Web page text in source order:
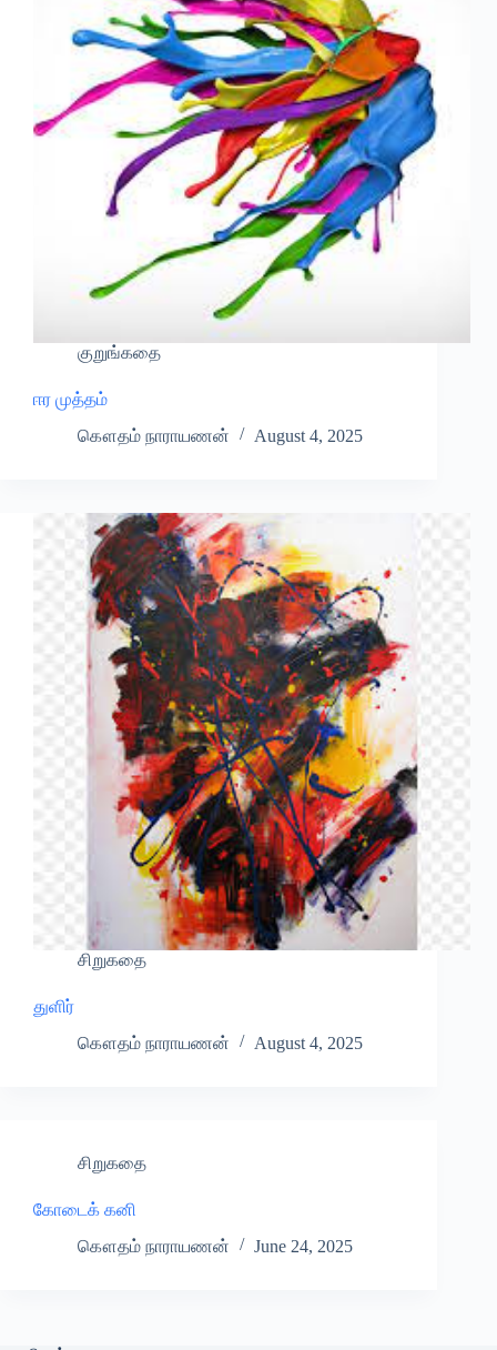
குறுங்கதை
ஈர முத்தம்
கௌதம் நாராயணன்
August 4, 2025
சிறுகதை
துளிர்
கௌதம் நாராயணன்
August 4, 2025
சிறுகதை
கோடைக் கனி
கௌதம் நாராயணன்
June 24, 2025